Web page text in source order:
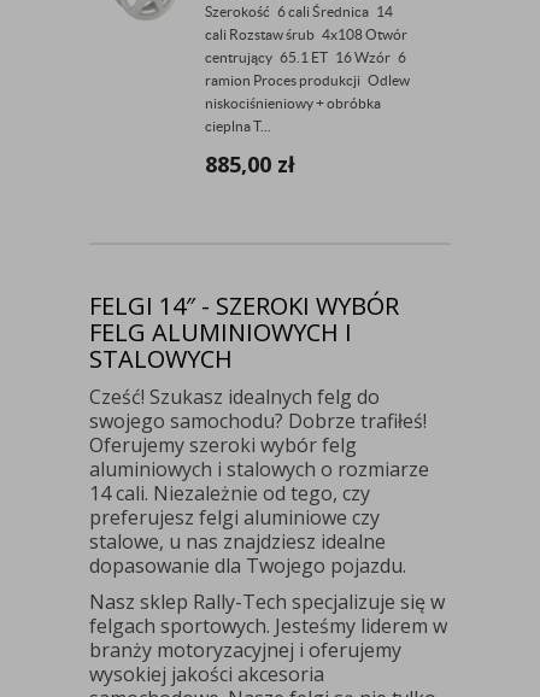
Szerokość 6 cali Średnica 14
cali Rozstaw śrub 4x108 Otwór
centrujący 65.1 ET 16 Wzór 6
ramion Proces produkcji Odlew
niskociśnieniowy + obróbka
cieplna T...
885,00 zł
FELGI 14″ - SZEROKI WYBÓR
FELG ALUMINIOWYCH I
STALOWYCH
Cześć! Szukasz idealnych felg do
swojego samochodu? Dobrze trafiłeś!
Oferujemy szeroki wybór felg
aluminiowych i stalowych o rozmiarze
14 cali. Niezależnie od tego, czy
preferujesz felgi aluminiowe czy
stalowe, u nas znajdziesz idealne
dopasowanie dla Twojego pojazdu.
Nasz sklep Rally-Tech specjalizuje się w
felgach sportowych. Jesteśmy liderem w
branży motoryzacyjnej i oferujemy
wysokiej jakości akcesoria